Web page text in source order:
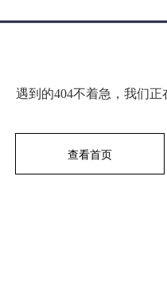
遇到的404不着急，我们
查看首页